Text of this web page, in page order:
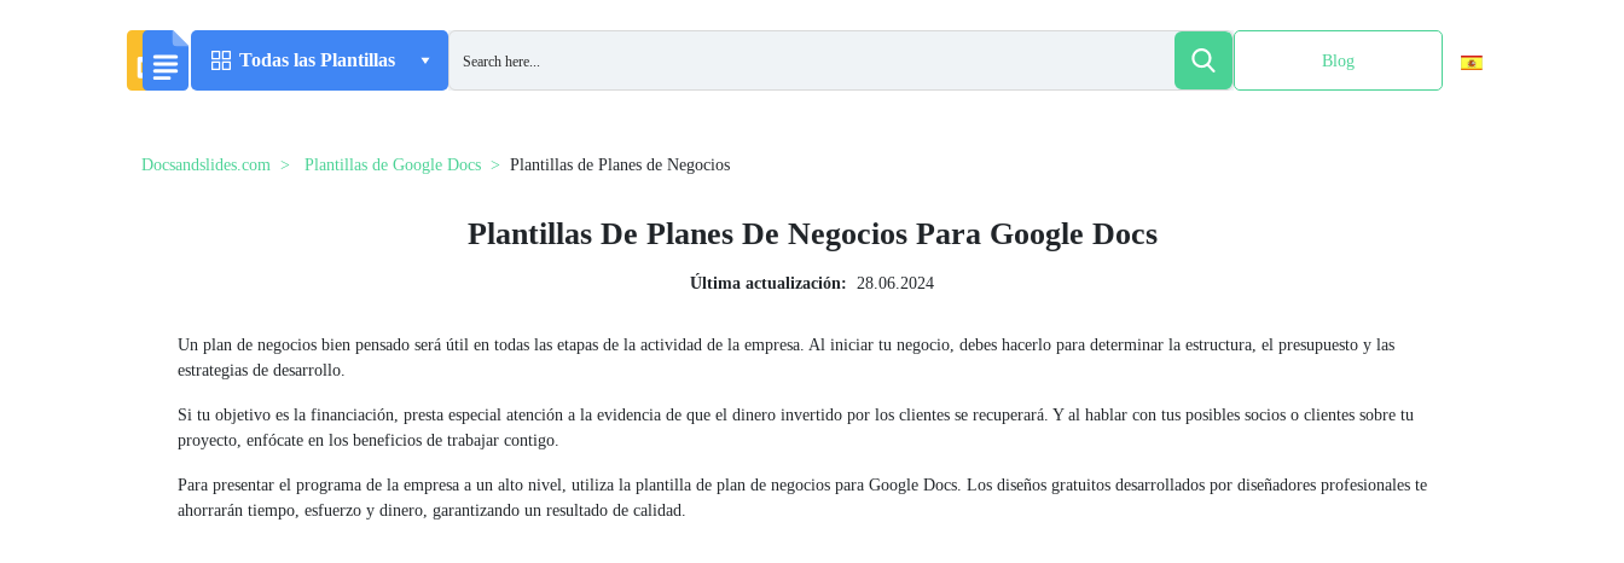
Todas las Plantillas Blog
Docsandslides.com Plantillas de Google Docs Plantillas de Planes de Negocios
Plantillas De Planes De Negocios Para Google Docs
Última actualización: 28.06.2024
Un plan de negocios bien pensado será útil en todas las etapas de la actividad de la empresa. Al iniciar tu negocio, debes hacerlo para determinar la estructura, el presupuesto y las
estrategias de desarrollo.
Si tu objetivo es la financiación, presta especial atención a la evidencia de que el dinero invertido por los clientes se recuperará. Y al hablar con tus posibles socios o clientes sobre tu
proyecto, enfócate en los beneficios de trabajar contigo.
Para presentar el programa de la empresa a un alto nivel, utiliza la plantilla de plan de negocios para Google Docs. Los diseños gratuitos desarrollados por diseñadores profesionales te
ahorrarán tiempo, esfuerzo y dinero, garantizando un resultado de calidad.